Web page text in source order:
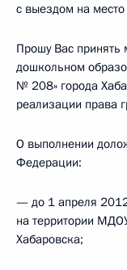
с выездом на место
Прошу Вас
дошкольном
№ 208» города
реализации права
О выполнении
Федерации:
— до 1 апреля
на территории
Хабаровска;